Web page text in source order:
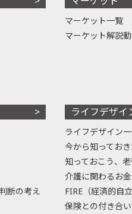
マーケット一覧
マーケット解説
断の考え
ライフデザイ
ライフデザイン
今から知ってお
知っておこう、
介護に関わるお
FIRE（経済的自
保険との付き合